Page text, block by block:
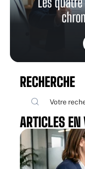
RECHERCHE
ARTICLES EN